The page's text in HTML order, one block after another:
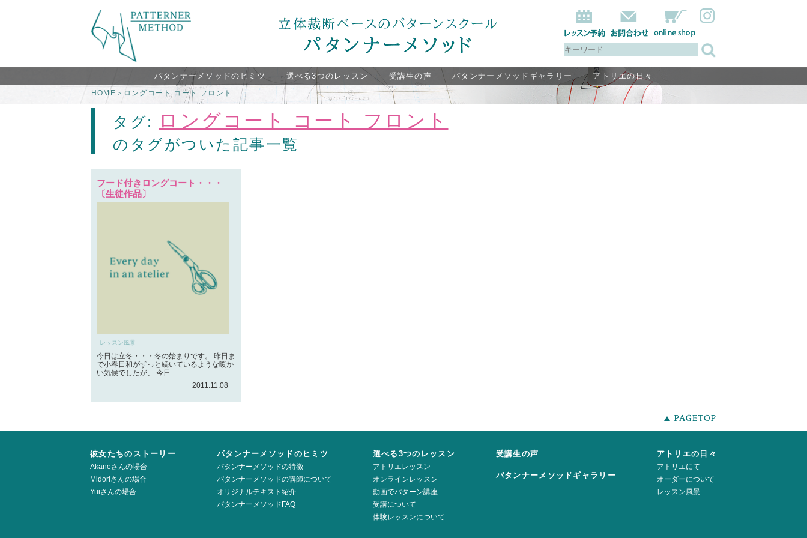
パタンナーメソッドのヒミツ 選べる3つのレッスン 受講生の声 パタンナーメソッドギャラリー アトリエの日々
HOME ＞ ロングコート コート フロント
タグ: ロングコート コート フロント
のタグがついた記事一覧
フード付きロングコート・・・
〔生徒作品〕
レッスン風景
今日は立冬・・・冬の始まりです。 昨日ま
で小春日和がずっと続いているような暖か
い気候でしたが、 今日 …
2011.11.08
彼女たちのストーリー
Akaneさんの場合
Midoriさんの場合
Yuiさんの場合
パタンナーメソッドのヒミツ
パタンナーメソッドの特徴
パタンナーメソッドの講師について
オリジナルテキスト紹介
パタンナーメソッドFAQ
選べる3つのレッスン
アトリエレッスン
オンラインレッスン
動画でパターン講座
受講について
体験レッスンについて
受講生の声
パタンナーメソッドギャラリー
アトリエの日々
アトリエにて
オーダーについて
レッスン風景